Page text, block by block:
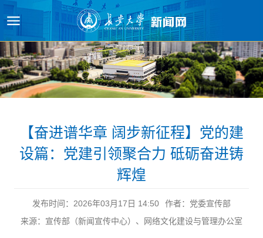
【奋进谱华章 阔步新征程】党的建
设篇：党建引领聚合力 砥砺奋进铸
辉煌
发布时间：2026年03月17日 14:50
作者：党委宣传部
来源：宣传部（新闻宣传中心）、网络文化建设与管理办公室